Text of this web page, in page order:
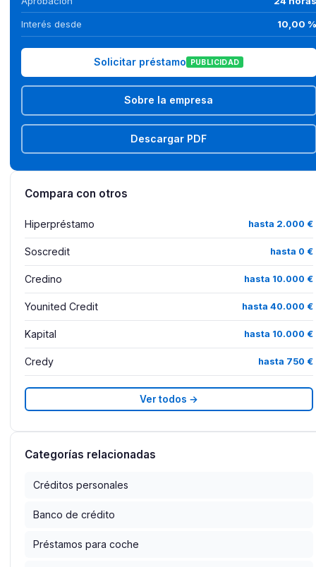
Interés desde 10,00 %
Solicitar préstamo PUBLICIDAD
Sobre la empresa
Descargar PDF
Compara con otros
Hiperpréstamo hasta 2.000 €
Soscredit hasta 0 €
Credino hasta 10.000 €
Younited Credit hasta 40.000 €
Kapital hasta 10.000 €
Credy hasta 750 €
Ver todos →
Categorías relacionadas
Créditos personales
Banco de crédito
Préstamos para coche